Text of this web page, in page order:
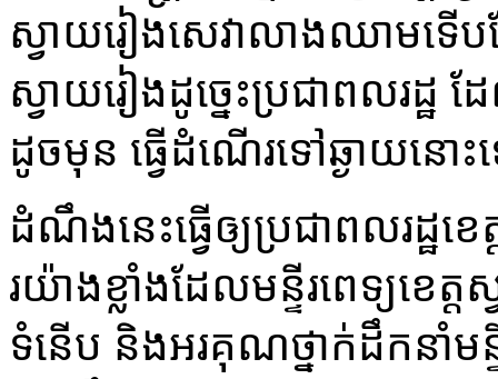
ស្វាយរៀងសេវាលាងឈាមទើប
ស្វាយរៀងដូច្នេះប្រជាពលរដ្
ដូចមុន ធ្វើដំណើរទៅឆ្ងាយនោះ
ដំណឹងនេះធ្វើឲ្យប្រជាពលរដ្ឋខ
រយ៉ាងខ្លាំងដែលមន្ទីរពេទ្យខ
ទំនើប និងអរគុណថ្នាក់ដឹកនាំមន្